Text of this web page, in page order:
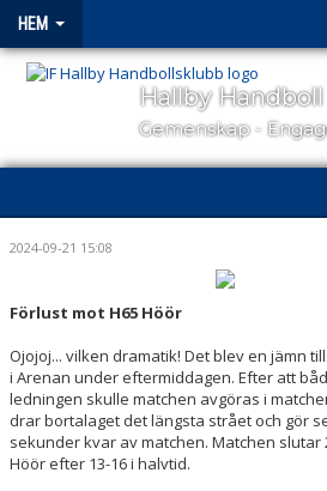
HEM
Hallby Handboll
Gemenskap -
HEM
OM KLUBBEN
KONTAKT
2024-09-21 15:08
Förlust mot H65 Höör
Ojojoj... vilken dramatik! Det blev en jämn
i Arenan under eftermiddagen. Efter att
ledningen skulle matchen avgöras i
drar bortalaget det längsta strået och gör
sekunder kvar av matchen. Matchen slutar
Höör efter 13-16 i halvtid.